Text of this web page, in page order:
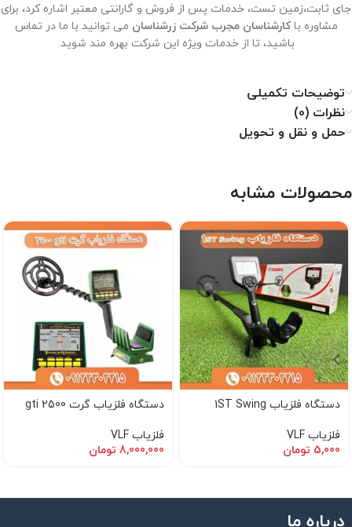
جای ثابت،زمین تست، خدمات پس از فروش و گارانتی معتبر اشاره کرد، برای
مشاوره باکارشناسان مجرب شرکت زرشناسان می توانید با ما در تماس
باشید، تا از خدمات ویژه این شرکت بهره مند شوید.
توضیحات تکمیلی
نظرات (0)
حمل و نقل و تحویل
محصولات مشابه
دستگاه فلزیاب 1ST Swing
فلزیاب VLF
5,000 تومان
دستگاه فلزیاب گرت gti 2500
فلزیاب VLF
8,000,000 تومان
درباره ما